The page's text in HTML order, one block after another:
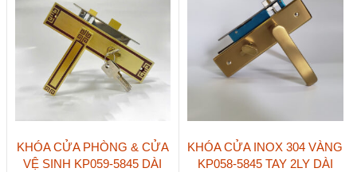
KHÓA CỬA PHÒNG & CỬA
VỆ SINH KP059-5845 DÀI
KHÓA CỬA INOX 304 VÀNG
KP058-5845 TAY 2LY DÀI